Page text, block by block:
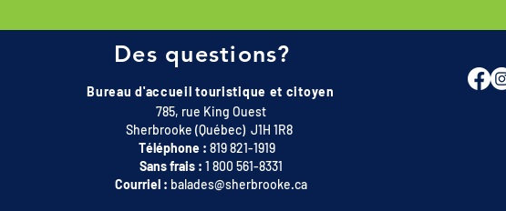
Des questions?
Bureau d'accueil touristique et citoyen
785, rue King Ouest
Sherbrooke (Québec) J1H 1R8
Téléphone : 819 821-1919
Sans frais : 1 800 561-8331
Courriel : balades@sherbrooke.ca